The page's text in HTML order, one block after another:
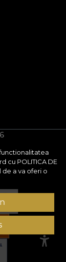
cu POLITICA DE
de a va oferi o